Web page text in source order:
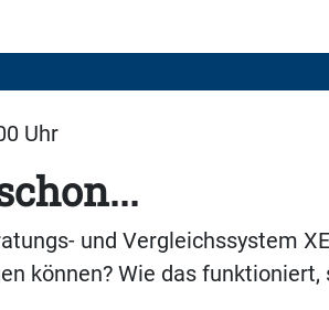
Uhr
und Vergleichssystem
können? Wie das funktioniert,